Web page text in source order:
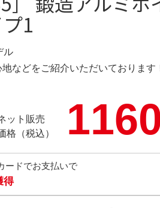
1
ル
などをご紹介いただいております
ット販売
格（税込）
ードでお支払いで
得